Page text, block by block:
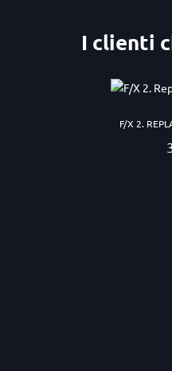
I clienti
F/X 2.